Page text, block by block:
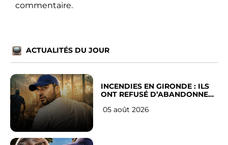
commentaire.
ACTUALITÉS DU JOUR
INCENDIES EN GIRONDE : ILS
ONT REFUSÉ D’ABANDONNER
05 août 2026